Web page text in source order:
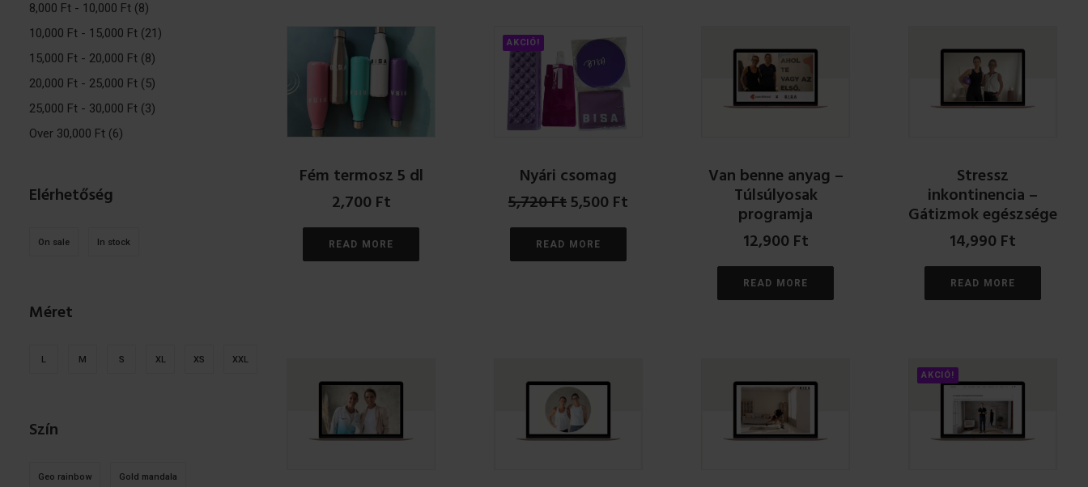
8,000 Ft - 10,000 Ft (8)
10,000 Ft - 15,000 Ft (21)
15,000 Ft - 20,000 Ft (8)
20,000 Ft - 25,000 Ft (5)
25,000 Ft - 30,000 Ft (3)
Over 30,000 Ft (6)
Elérhetőség
On sale In stock
Méret
L M S XL XS XXL
Szín
Geo rainbow Gold mandala
Fém termosz 5 dl
2,700Ft
READ MORE
AKCIÓ!
Nyári csomag
5,720FtOriginal
price
was:
5,720 Ft.
5,500Ft
READ MORE
Van benne anyag –
Túlsúlyosak
programja
12,900Ft
READ MORE
Stressz
inkontinencia –
Gátizmok egészsége
14,990Ft
READ MORE
AKCIÓ!